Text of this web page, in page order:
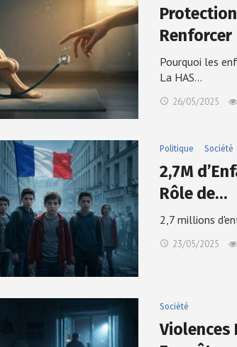
Renforcer
Pourquoi les
La HAS…
26/05/2025
Politique Société
2,7M
Rôle de…
2,7 millions
23/05/2025
Société
Violences